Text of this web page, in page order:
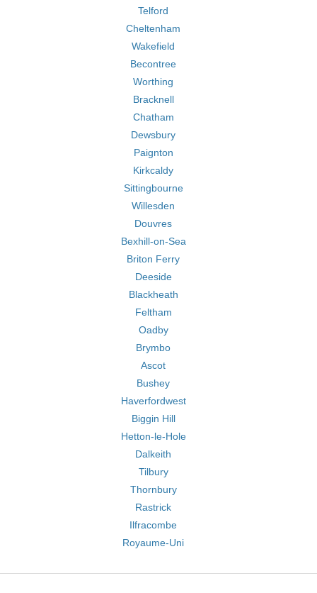
Telford
Cheltenham
Wakefield
Becontree
Worthing
Bracknell
Chatham
Dewsbury
Paignton
Kirkcaldy
Sittingbourne
Willesden
Douvres
Bexhill-on-Sea
Briton Ferry
Deeside
Blackheath
Feltham
Oadby
Brymbo
Ascot
Bushey
Haverfordwest
Biggin Hill
Hetton-le-Hole
Dalkeith
Tilbury
Thornbury
Rastrick
Ilfracombe
Royaume-Uni